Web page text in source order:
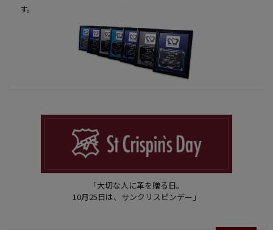
す。
「大切な人に革を贈る日。
10月25日は、サンクリスピンデー」